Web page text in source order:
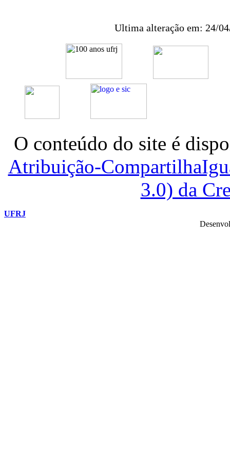
Ultima alteração em: 24/
O conteúdo do site é
Atribuição-
3.0) da
UFRJ